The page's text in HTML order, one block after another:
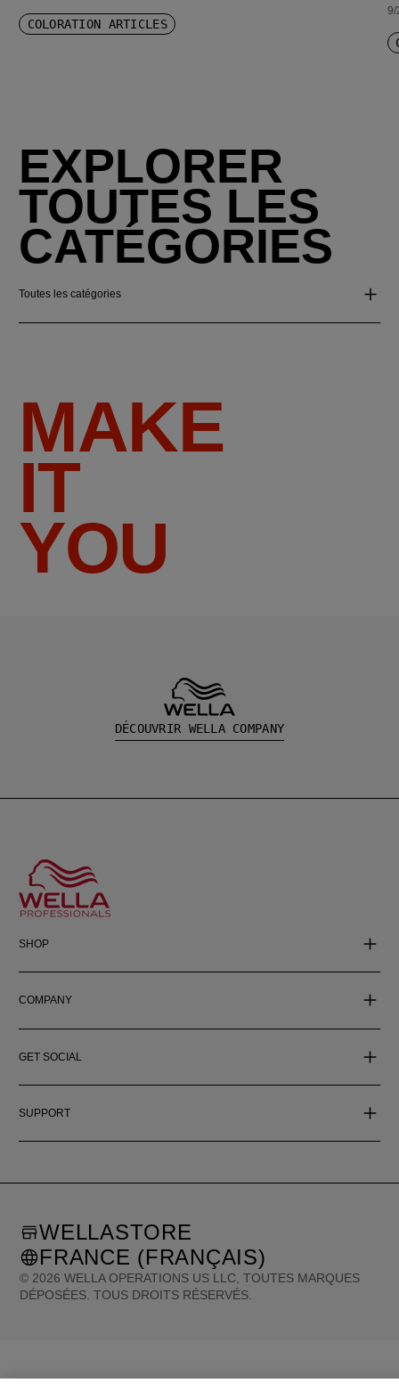
COLORATION ARTICLES
9/
EXPLORER
TOUTES LES
CATÉGORIES
Toutes les catégories
MAKE
IT
YOU
DÉCOUVRIR WELLA COMPANY
SHOP
COMPANY
GET SOCIAL
SUPPORT
© 2026 WELLA OPERATIONS US LLC, TOUTES MARQUES
DÉPOSÉES. TOUS DROITS RÉSERVÉS.
WELLASTORE
FRANCE (FRANÇAIS)
Germany (Deutsch)